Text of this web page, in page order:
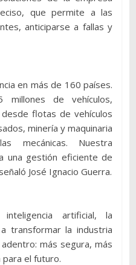
que permite a las
anticiparse a fallas y
en más de 160 países.
millones de vehículos,
flotas de vehículos
minería y maquinaria
mecánicas. Nuestra
una gestión eficiente de
José Ignacio Guerra.
artificial, la
transformar la industria
más segura, más
el futuro.